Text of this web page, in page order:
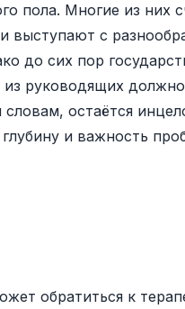
пола. Многие из них
выступают с
до сих пор
руководящих
остаётся
глубину и важность
обратиться к